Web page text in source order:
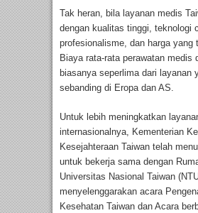
Tak heran, bila layanan medis
dengan kualitas tinggi, teknologi
profesionalisme, dan harga yang
Biaya rata-rata perawatan medis
biasanya seperlima dari layanan
sebanding di Eropa dan AS.
Untuk lebih meningkatkan
internasionalnya, Kementerian
Kesejahteraan Taiwan telah
untuk bekerja sama dengan
Universitas Nasional Taiwan
menyelenggarakan acara
Kesehatan Taiwan dan Acara